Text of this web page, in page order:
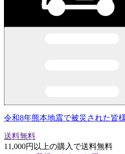
令和8年熊本地震で被災された皆
送料無料
11,000円以上の購入で送料無料